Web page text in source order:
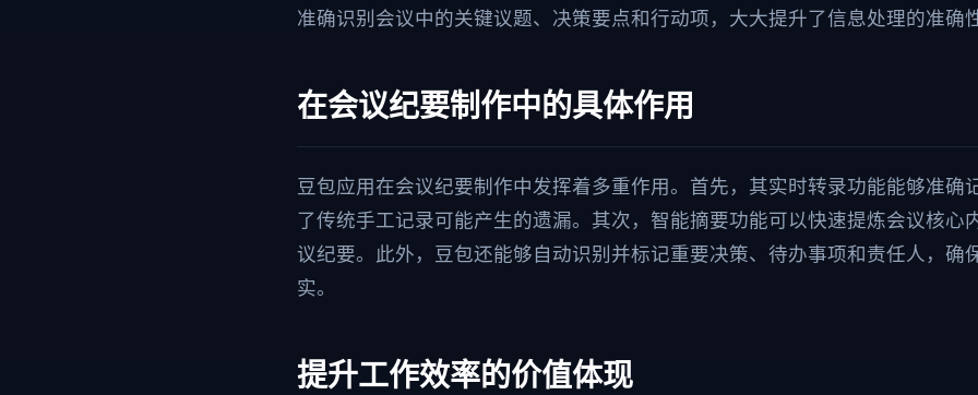
准确识别会议中的关键议题、决策要点和行动项，大大提升了信息处理的准确
在会议纪要制作中的具体作用
豆包应用在会议纪要制作中发挥着多重作用。首先，其实时转录功能能够准确
了传统手工记录可能产生的遗漏。其次，智能摘要功能可以快速提炼会议核心
议纪要。此外，豆包还能够自动识别并标记重要决策、待办事项和责任人，确
实。
提升工作效率的价值体现